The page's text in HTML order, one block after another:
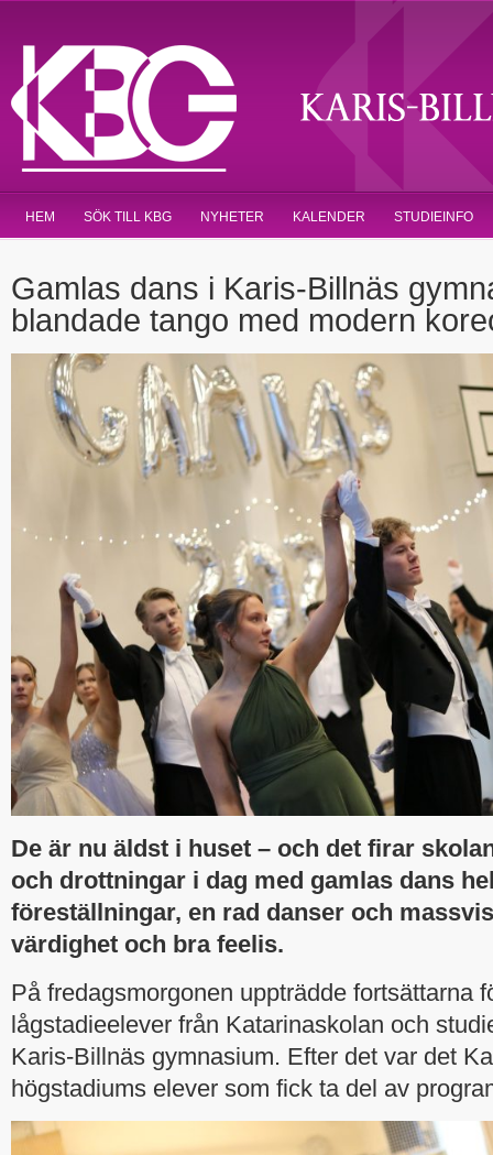
HEM SÖK TILL KBG NYHETER KALENDER STUDIEINFO
Gamlas dans i Karis-Billnäs
blandade tango med modern
De är nu äldst i huset – och det firar
och drottningar i dag med gamlas dans
föreställningar, en rad danser och
värdighet och bra feelis.
På fredagsmorgonen uppträdde fortsättarna
lågstadieelever från Katarinaskolan och
Karis-Billnäs gymnasium. Efter det var det
högstadiums elever som fick ta del av